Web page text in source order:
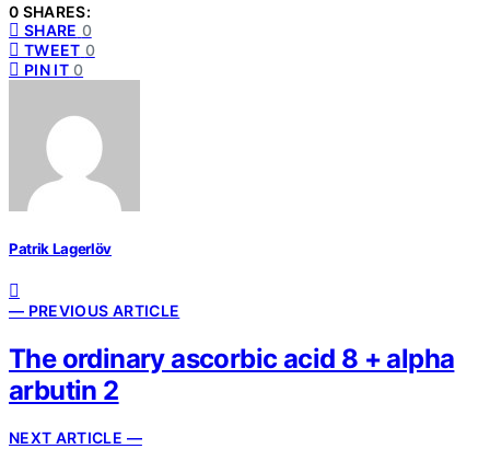
0 SHARES:
SHARE 0
TWEET 0
PIN IT 0
Patrik Lagerlöv
— PREVIOUS ARTICLE
The ordinary ascorbic acid 8 + alpha
arbutin 2
NEXT ARTICLE —